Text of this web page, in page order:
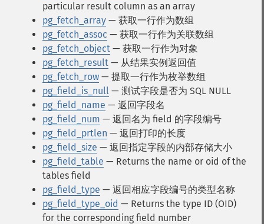
particular result column as an array
pg_fetch_array — 获取一行作为数组
pg_fetch_assoc — 获取一行作为关联数组
pg_fetch_object — 获取一行作为对象
pg_fetch_result — 从结果实例返回值
pg_fetch_row — 提取一行作为枚举数组
pg_field_is_null — 测试字段是否为 SQL NULL
pg_field_name — 返回字段名
pg_field_num — 返回名为 field 的字段编号
pg_field_prtlen — 返回打印的长度
pg_field_size — 返回指定字段的内部存储大小
pg_field_table — Returns the name or oid of the
tables field
pg_field_type — 返回相应字段编号的类型名称
pg_field_type_oid — Returns the type ID (OID)
for the corresponding field number